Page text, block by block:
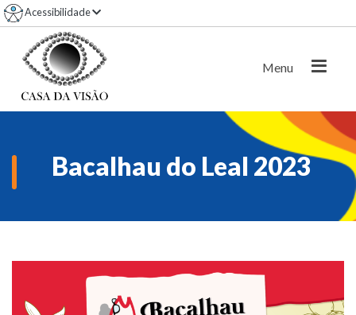
Pular
conteúdo
Acessibilidade
Menu
Bacalhau do Leal 2023